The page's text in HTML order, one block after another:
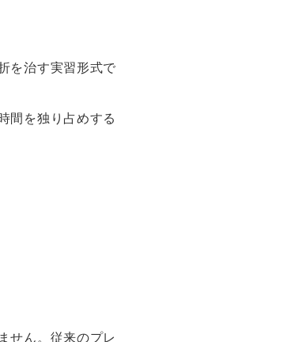
を治す実習形式で
間を独り占めする
せん。従来のプレ